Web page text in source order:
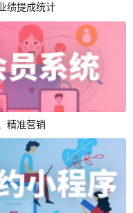
绩提成统计
精准营销